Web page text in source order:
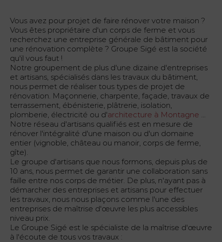
Vous avez pour projet de faire rénover votre maison ?
Vous êtes propriétaire d'un corps de ferme et vous
recherchez une entreprise générale de bâtiment pour
une rénovation complète ? Groupe Sigé est la société
qu'il vous faut !
Notre groupement de plus d'une dizaine d'entreprises
et artisans, spécialisés dans les travaux du bâtiment,
nous permet de réaliser tous types de projet de
rénovation. Maçonnerie, charpente, façade, travaux de
terrassement, ébénisterie, plâtrerie, isolation,
plomberie, électricité ou d'architecture à Montagne ...
Notre réseau d'artisans qualifiés est en mesure de
rénover l'intégralité d'une maison ou d'un domaine
entier (vignoble, château ou manoir, corps de ferme,
gîte).
Le groupe d'artisans que nous formons, depuis plus de
10 ans, nous permet de garantir une collaboration sans
faille entre nos corps de métier. De plus, n'ayant pas à
démarcher des entreprises et artisans pour effectuer
les travaux, nous nous plaçons comme l'une des
entreprises de maîtrise d'œuvre les plus accessibles
niveau prix.
Le Groupe Sigé est le spécialiste de la maîtrise d'œuvre
à l'écoute de tous vos travaux :